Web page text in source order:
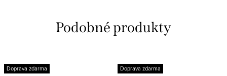
Doprava zdarma Doprava zdarma